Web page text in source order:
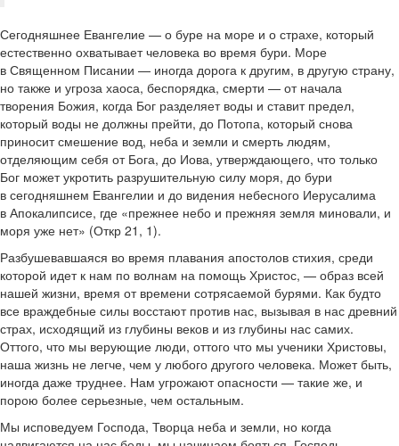
Сегодняшнее Евангелие — о буре на море и о страхе, который
естественно охватывает человека во время бури. Море
в Священном Писании — иногда дорога к другим, в другую страну,
но также и угроза хаоса, беспорядка, смерти — от начала
творения Божия, когда Бог разделяет воды и ставит предел,
который воды не должны прейти, до Потопа, который снова
приносит смешение вод, неба и земли и смерть людям,
отделяющим себя от Бога, до Иова, утверждающего, что только
Бог может укротить разрушительную силу моря, до бури
в сегодняшнем Евангелии и до видения небесного Иерусалима
в Апокалипсисе, где «прежнее небо и прежняя земля миновали, и
моря уже нет» (Откр 21, 1).
Разбушевавшаяся во время плавания апостолов стихия, среди
которой идет к нам по волнам на помощь Христос, — образ всей
нашей жизни, время от времени сотрясаемой бурями. Как будто
все враждебные силы восстают против нас, вызывая в нас древний
страх, исходящий из глубины веков и из глубины нас самих.
Оттого, что мы верующие люди, оттого что мы ученики Христовы,
наша жизнь не легче, чем у любого другого человека. Может быть,
иногда даже труднее. Нам угрожают опасности — такие же, и
порою более серьезные, чем остальным.
Мы исповедуем Господа, Творца неба и земли, но когда